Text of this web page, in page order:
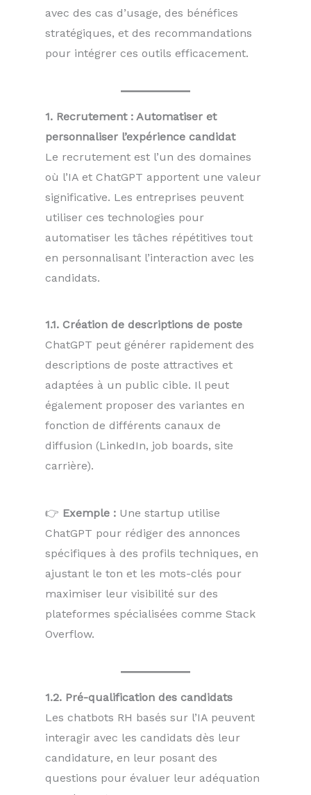
avec des cas d’usage, des bénéfices
stratégiques, et des recommandations
pour intégrer ces outils efficacement.
1. Recrutement : Automatiser et
personnaliser l’expérience candidat
Le recrutement est l’un des domaines
où l’IA et ChatGPT apportent une valeur
significative. Les entreprises peuvent
utiliser ces technologies pour
automatiser les tâches répétitives tout
en personnalisant l’interaction avec les
candidats.
1.1. Création de descriptions de poste
ChatGPT peut générer rapidement des
descriptions de poste attractives et
adaptées à un public cible. Il peut
également proposer des variantes en
fonction de différents canaux de
diffusion (LinkedIn, job boards, site
carrière).
👉 Exemple : Une startup utilise
ChatGPT pour rédiger des annonces
spécifiques à des profils techniques, en
ajustant le ton et les mots-clés pour
maximiser leur visibilité sur des
plateformes spécialisées comme Stack
Overflow.
1.2. Pré-qualification des candidats
Les chatbots RH basés sur l’IA peuvent
interagir avec les candidats dès leur
candidature, en leur posant des
questions pour évaluer leur adéquation